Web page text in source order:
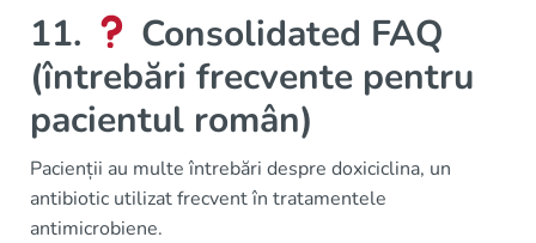
11.
Consolidated FAQ
(întrebări frecvente pentru
pacientul român)
Pacienții au multe întrebări despre doxiciclina, un
antibiotic utilizat frecvent în tratamentele
antimicrobiene.